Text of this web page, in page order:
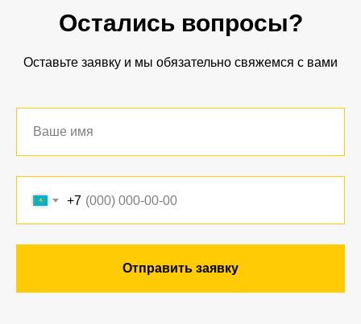
Остались вопросы?
Оставьте заявку и мы обязательно свяжемся с вами
+7
Отправить заявку